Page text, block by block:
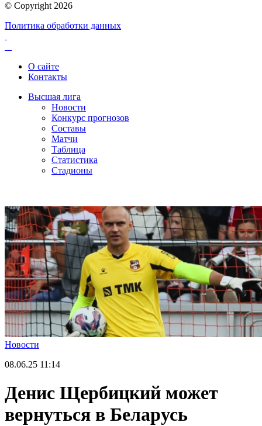
© Copyright 2026
Политика обработки данных
О сайте
Контакты
Высшая лига
Новости
Конкурс прогнозов
Составы
Матчи
Таблица
Статистика
Стадионы
Новости
08.06.25 11:14
Денис Щербицкий может
вернуться в Беларусь